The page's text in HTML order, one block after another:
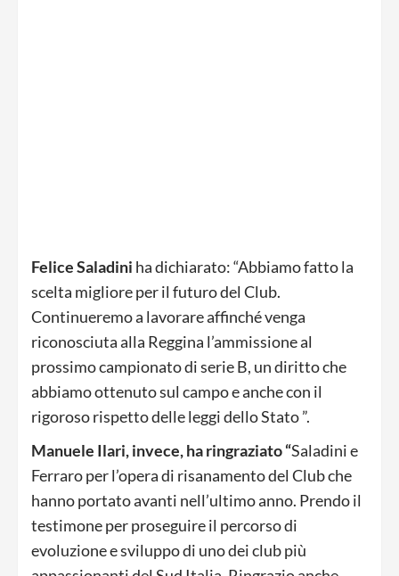
Felice Saladini ha dichiarato: “Abbiamo fatto la
scelta migliore per il futuro del Club.
Continueremo a lavorare affinché venga
riconosciuta alla Reggina l’ammissione al
prossimo campionato di serie B, un diritto che
abbiamo ottenuto sul campo e anche con il
rigoroso rispetto delle leggi dello Stato ”.
Manuele Ilari, invece, ha ringraziato “Saladini e
Ferraro per l’opera di risanamento del Club che
hanno portato avanti nell’ultimo anno. Prendo il
testimone per proseguire il percorso di
evoluzione e sviluppo di uno dei club più